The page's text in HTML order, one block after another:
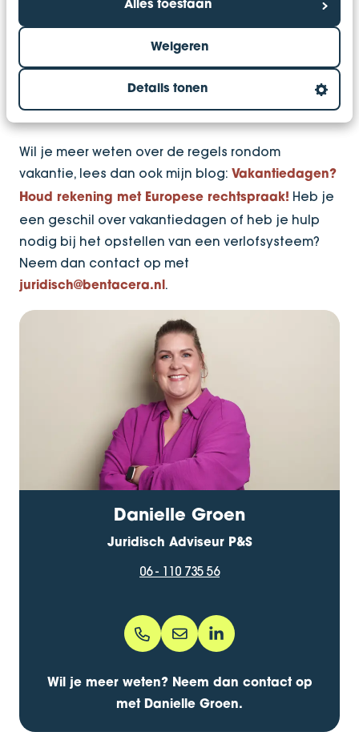
Alles toestaan
Weigeren
Details tonen
Bedenk een systeem wat past binnen de
organisatie en waarin de werknemers op
regelmatige, vaststaande momenten worden
geïnformeerd over hun verlofsaldo en worden
gewezen op de vervaltermijn.
Wil je meer weten over de regels rondom
vakantie, lees dan ook mijn blog: Vakantiedagen?
Houd rekening met Europese rechtspraak! Heb je
een geschil over vakantiedagen of heb je hulp
nodig bij het opstellen van een verlofsysteem?
Neem dan contact op met
juridisch@bentacera.nl .
Danielle Groen
Juridisch Adviseur P&S
06 - 110 735 56
06 - 110 735 56
Danielle.Groen@bentacera.nl
danielle-groen-
Wil je meer weten? Neem dan contact op
met Danielle Groen.